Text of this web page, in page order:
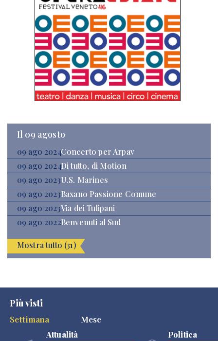
Il 09 agosto
09 ago 2024Concerto per Arpav
09 ago 2024Di tutto, di Motion
09 ago 2023U.S. Marines
09 ago 2023Baxano Passione Comune
09 ago 2023Via dei Tulipani
09 ago 2022Benvenuti al Sud
Mostra tutto (31)
Più visti
Settimana
Mese
Attualità Politica